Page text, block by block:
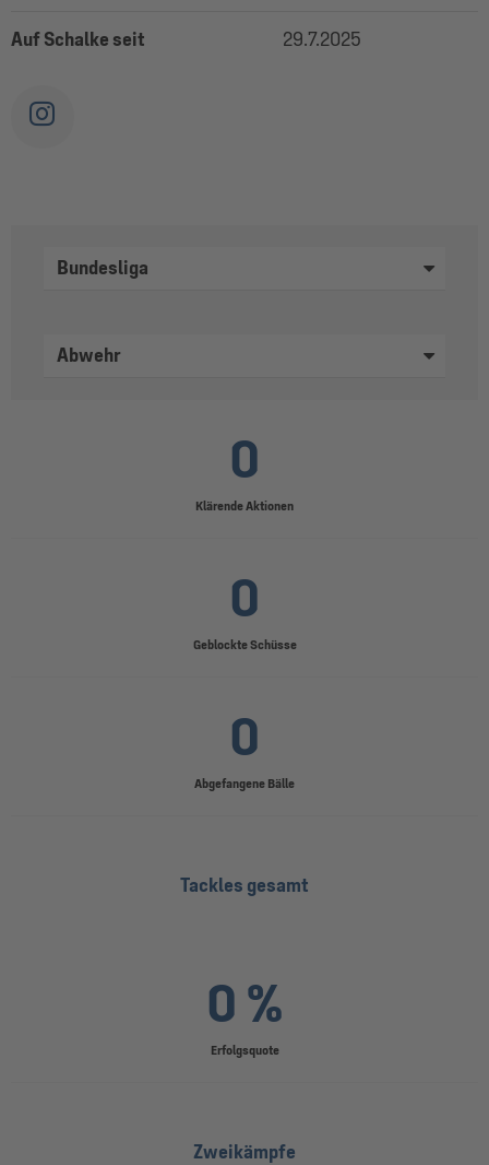
Auf Schalke seit 29.7.2025
Bundesliga
Abwehr
Klärende Aktionen
0
Geblockte Schüsse
0
Abgefangene Bälle
0
Tackles gesamt
Erfolgsquote
0 %
Zweikämpfe